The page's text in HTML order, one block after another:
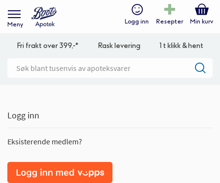
Meny Logg inn Resepter Min kurv
Fri frakt over 399,-* Rask levering 1 t klikk & hent
Logg inn
Eksisterende medlem?